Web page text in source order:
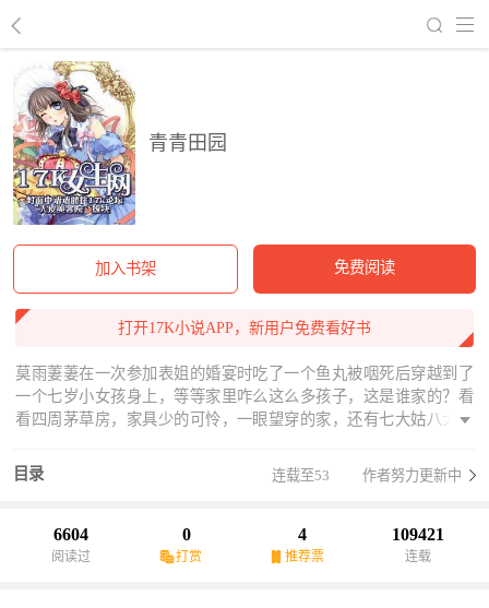
青青田园
加入书架 免费阅读
打开17K小说APP，新用户免费看好书
莫雨萋萋在一次参加表姐的婚宴时吃了一个鱼丸被咽死后穿越到了
一个七岁小女孩身上，等等家里咋么这么多孩子，这是谁家的？看
看四周茅草房，家具少的可怜，一眼望穿的家，还有七大姑八大姨
不识好歹的亲戚斗法。
目录 连载至53 作者努力更新中
6604
阅读过
0
打赏
4
推荐票
109421
连载